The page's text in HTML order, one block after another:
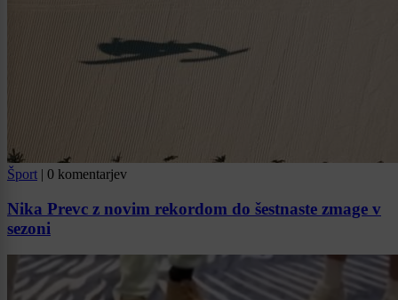
Šport | 0 komentarjev
Nika Prevc z novim rekordom do šestnaste zmage v
sezoni